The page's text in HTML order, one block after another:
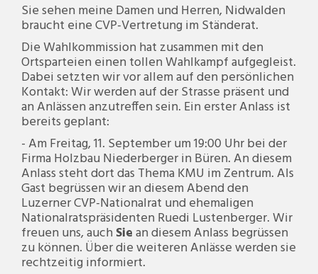
Sie sehen meine Damen und Herren, Nidwalden
braucht eine CVP-Vertretung im Ständerat.
Die Wahlkommission hat zusammen mit den
Ortsparteien einen tollen Wahlkampf aufgegleist.
Dabei setzten wir vor allem auf den persönlichen
Kontakt: Wir werden auf der Strasse präsent und
an Anlässen anzutreffen sein. Ein erster Anlass ist
bereits geplant:
- Am Freitag, 11. September um 19:00 Uhr bei der
Firma Holzbau Niederberger in Büren. An diesem
Anlass steht dort das Thema KMU im Zentrum. Als
Gast begrüssen wir an diesem Abend den
Luzerner CVP-Nationalrat und ehemaligen
Nationalratspräsidenten Ruedi Lustenberger. Wir
freuen uns, auchSiean diesem Anlass begrüssen
zu können. Über die weiteren Anlässe werden sie
rechtzeitig informiert.